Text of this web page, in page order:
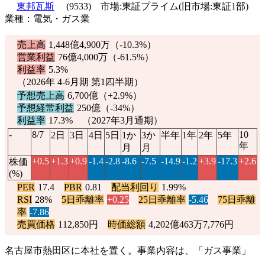
東邦瓦斯
(9533) 市場:東証プライム(旧市場:東証1部)
業種：電気・ガス業
売上高 1,448億4,900万（-10.3%）
営業利益 76億4,000万（-61.5%）
利益率 5.3%
（2026年 4-6月期 第1四半期）
予想売上高 6,700億（+2.9%）
予想経常利益 250億（-34%）
利益率 17.3% （2027年3月通期）
-
8/7 2日 3日 4日 5日 1か
月
3か
月
半年 1年 2年 5年
10
年
株価
(%)
+0.5+1.3+0.9-1.4-2.8-8.6 -7.5 -14.9-1.2 +3.9-17.3+2.6
PER 17.4 PBR 0.81 配当利回り 1.99%
RSI 28% 5日乖離率 +0.25 25日乖離率 -5.46
75日乖離
率 -7.86
売買価格 112,850円 時価総額 4,202億463万7,776円
名古屋市熱田区に本社を置く。事業内容は、「ガス事業」